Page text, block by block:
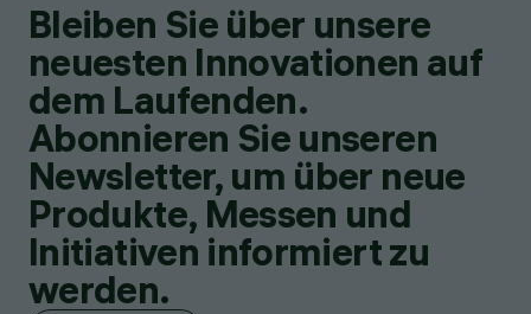
Bleiben Sie über unsere
neuesten Innovationen auf
dem Laufenden.
Abonnieren Sie unseren
Newsletter, um über neue
Produkte, Messen und
Initiativen informiert zu
werden.